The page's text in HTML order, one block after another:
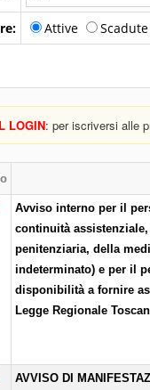
Attive
LOGIN: per iscriversi alle
Avviso interno per il
continuità
penitenziaria, della
indeterminato) e per il
disponibilità a fornire
Legge Regionale
AVVISO DI